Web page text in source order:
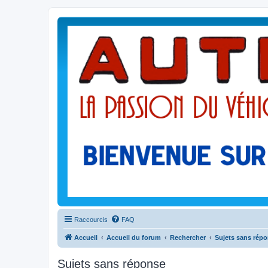
Raccourcis FAQ
Accueil Accueil du forum Rechercher Sujets sans
Sujets sans réponse